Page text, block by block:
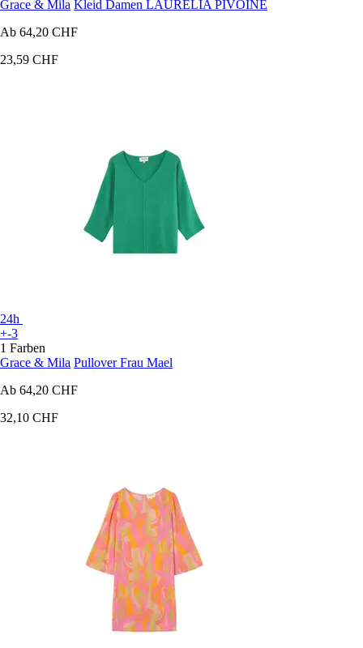
Grace & Mila Kleid Damen LAURELIA PIVOINE
Ab 64,20 CHF
23,59 CHF
24h
+-3
1 Farben
Grace & Mila Pullover Frau Mael
Ab 64,20 CHF
32,10 CHF